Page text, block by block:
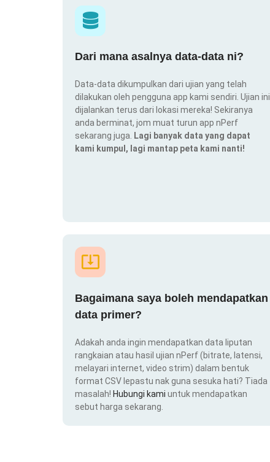
Dari mana asalnya data-data ni?
Data-data dikumpulkan dari ujian yang telah
dilakukan oleh pengguna app kami sendiri. Ujian ini
dijalankan terus dari lokasi mereka! Sekiranya
anda berminat, jom muat turun app nPerf
sekarang juga.
Lagi banyak data yang dapat
kami kumpul, lagi mantap peta kami nanti!
Bagaimana saya boleh mendapatkan
data primer?
Adakah anda ingin mendapatkan data liputan
rangkaian atau hasil ujian nPerf (bitrate, latensi,
melayari internet, video strim) dalam bentuk
format CSV lepastu nak guna sesuka hati? Tiada
masalah! Hubungi kami untuk mendapatkan
sebut harga sekarang.